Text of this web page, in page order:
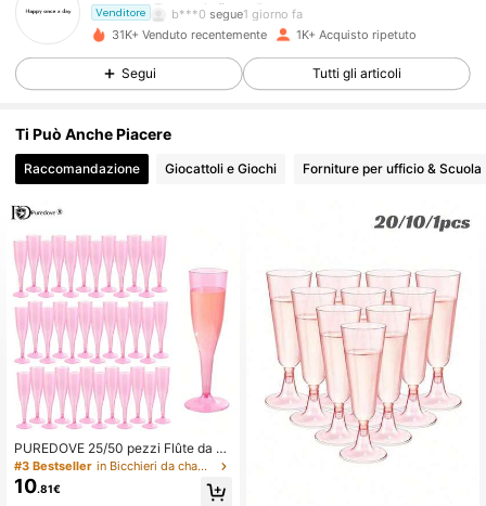
Venditore b***0 segue1 giorno fa
4.87
373 Follower
373 Follower
4.87
4.87 373 Follower
4.87 373 Follower
4.87 373 Follower
4.87 373 Follower
31K+ Venduto recentemente 1K+ Acquisto ripetuto
Segui Tutti gli articoli
Ti Può Anche Piacere
Raccomandazione Giocattoli e Giochi Forniture per ufficio & Scuola
PUREDOVE 25/50 pezzi Flûte da ch
ampagne in plastica Bicchieri da vi
no monouso & riutilizzabili - 4.5 Oz
Bicchieri da mimosa trasparenti ros
#3 Bestseller in Bicchieri da champagne e bicchieri da cocktail
10.81€